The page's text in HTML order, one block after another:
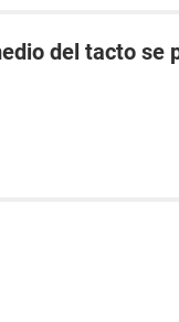
del tacto se